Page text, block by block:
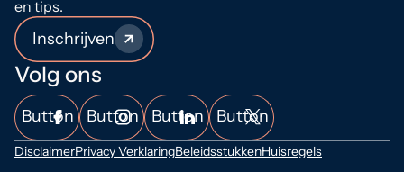
en tips.
Inschrijven
Volg ons
Button Button Button Button
DisclaimerPrivacy VerklaringBeleidsstukkenHuisregels